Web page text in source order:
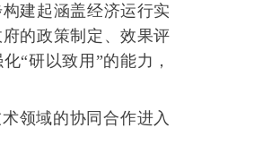
建起涵盖经济运行实
的政策制定、效果评
“研以致用”的能力，
领域的协同合作进入